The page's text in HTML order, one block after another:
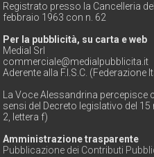
Registrato presso la Cancelleria
febbraio 1963 con n. 62
Per la pubblicità, su carta e web
Medial Srl
commerciale@medialpubblicita.it
Aderente alla F.I.S.C.
La Voce Alessandrina percepisce
sensi del Decreto legislativo del
2, lettera f)
Amministrazione trasparente
Pubblicazione dei Contributi